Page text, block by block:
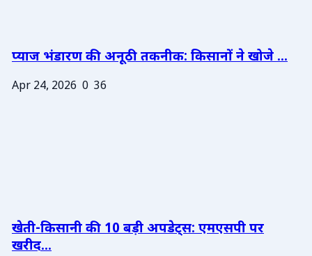
प्याज भंडारण की अनूठी तकनीक: किसानों ने खोजे ...
Apr 24, 2026 0 36
खेती-किसानी की 10 बड़ी अपडेट्स: एमएसपी पर
खरीद...